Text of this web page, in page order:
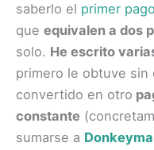
saberlo el primer
que equivalen a dos
solo. He escrito
primero le obtuve sin
convertido en otro
constante
sumarse a